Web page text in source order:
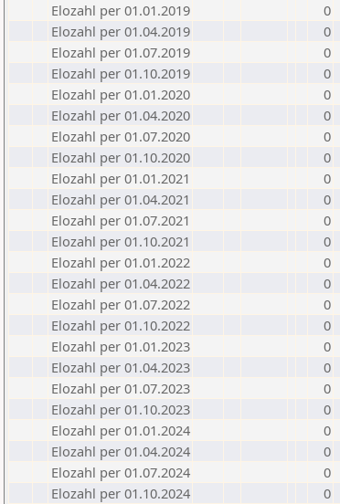
Elozahl per 01.01.2019
0
Elozahl per 01.04.2019
0
Elozahl per 01.07.2019
0
Elozahl per 01.10.2019
0
Elozahl per 01.01.2020
0
Elozahl per 01.04.2020
0
Elozahl per 01.07.2020
0
Elozahl per 01.10.2020
0
Elozahl per 01.01.2021
0
Elozahl per 01.04.2021
0
Elozahl per 01.07.2021
0
Elozahl per 01.10.2021
0
Elozahl per 01.01.2022
0
Elozahl per 01.04.2022
0
Elozahl per 01.07.2022
0
Elozahl per 01.10.2022
0
Elozahl per 01.01.2023
0
Elozahl per 01.04.2023
0
Elozahl per 01.07.2023
0
Elozahl per 01.10.2023
0
Elozahl per 01.01.2024
0
Elozahl per 01.04.2024
0
Elozahl per 01.07.2024
0
Elozahl per 01.10.2024
0